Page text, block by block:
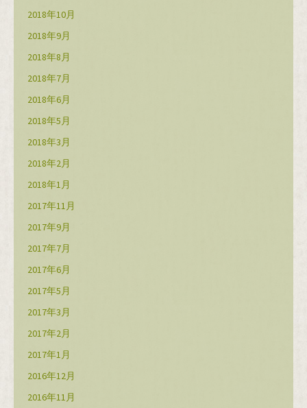
2018年10月
2018年9月
2018年8月
2018年7月
2018年6月
2018年5月
2018年3月
2018年2月
2018年1月
2017年11月
2017年9月
2017年7月
2017年6月
2017年5月
2017年3月
2017年2月
2017年1月
2016年12月
2016年11月